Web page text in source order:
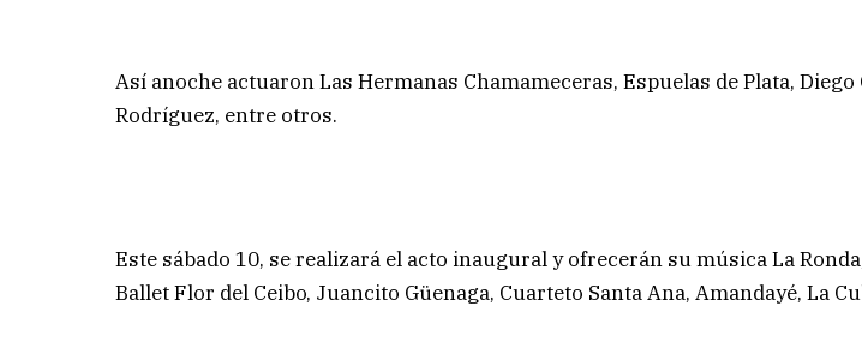
Así anoche actuaron Las Hermanas Chamameceras, Espuelas de Plata,
Rodríguez, entre otros.
Este sábado 10, se realizará el acto inaugural y ofrecerán su música La
Ballet Flor del Ceibo, Juancito Güenaga, Cuarteto Santa Ana, Amandayé, La